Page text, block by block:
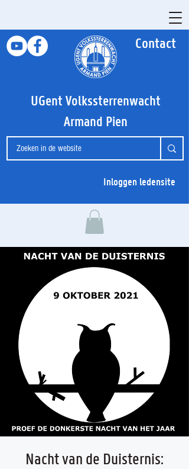
Contact
UGent Volkssterrenwacht
Armand Pien
Inloggen ledensite
Nacht van de Duisternis: